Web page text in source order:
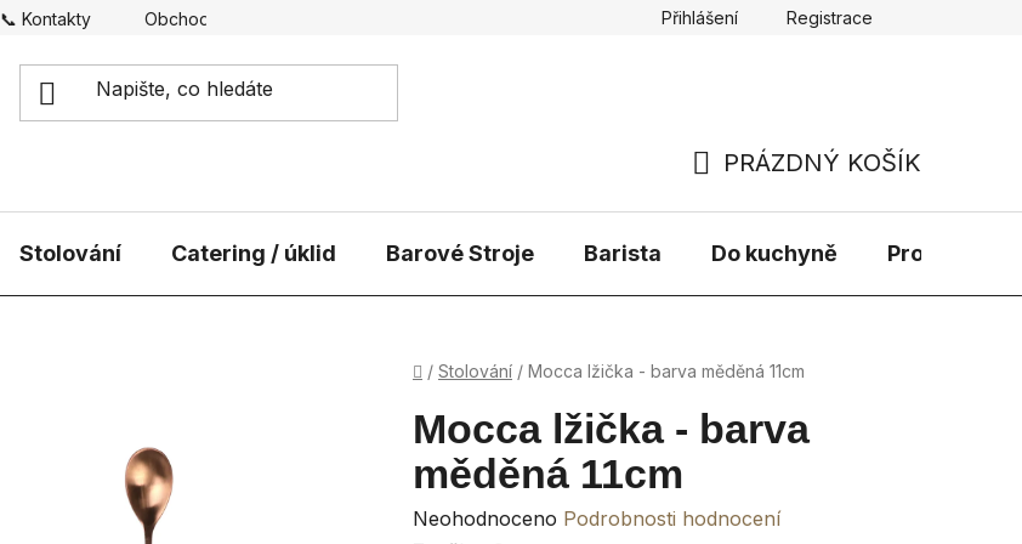
📞 Kontakty Obchodní podmínky Přihlášení Registrace
KOŠÍK
PRÁZDNÝ KOŠÍK
Stolování Catering / úklid Barové Stroje Barista Do kuchyně Prodávané
Domů
/ Stolování / Mocca lžička - barva měděná 11cm
Mocca lžička - barva
měděná 11cm
Průměrné
Neohodnoceno Podrobnosti hodnocení